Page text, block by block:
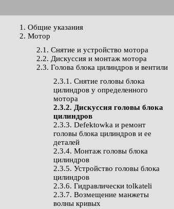
1. Общие указания
2. Мотор
2.1. Снятие и устройство мотора
2.2. Дискуссия и монтаж мотора
2.3. Голова блока цилиндров и вентили
2.3.1. Снятие головы блока
цилиндров у определенного
мотора
2.3.2. Дискуссия головы блока
цилиндров
2.3.3. Defektowka и ремонт
головы блока цилиндров и ее
деталей
2.3.4. Монтаж головы блока
цилиндров
2.3.5. Устройство головы блока
цилиндров
2.3.6. Гидравлически tolkateli
2.3.7. Возмещение манжеты
волны кривых